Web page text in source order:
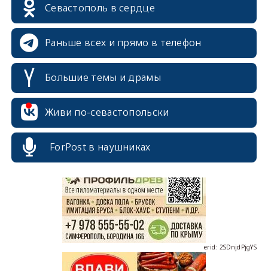
Севастополь в сердце
Раньше всех и прямо в телефон
Большие темы и драмы
Живи по-севастопольски
ForPost в наушниках
erid: 2SDnjdPjgYS